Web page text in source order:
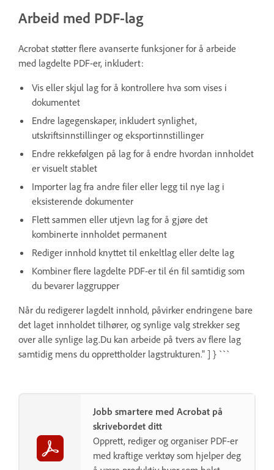
Arbeid med PDF-lag
Acrobat støtter flere avanserte funksjoner for å arbeide
med lagdelte PDF-er, inkludert:
Vis eller skjul lag for å kontrollere hva som vises i
dokumentet
Endre lagegenskaper, inkludert synlighet,
utskriftsinnstillinger og eksportinnstillinger
Endre rekkefølgen på lag for å endre hvordan innholdet
er visuelt stablet
Importer lag fra andre filer eller legg til nye lag i
eksisterende dokumenter
Flett sammen eller utjevn lag for å gjøre det
kombinerte innholdet permanent
Rediger innhold knyttet til enkeltlag eller delte lag
Kombiner flere lagdelte PDF-er til én fil samtidig som
du bevarer laggrupper
Når du redigerer lagdelt innhold, påvirker endringene bare
det laget innholdet tilhører, og synlige valg strekker seg
over alle synlige lag.Du kan arbeide på tvers av flere lag
samtidig mens du opprettholder lagstrukturen." ] } ```
Jobb smartere med Acrobat på
skrivebordet ditt
Opprett, rediger og organiser PDF-er
med kraftige verktøy som hjelper deg